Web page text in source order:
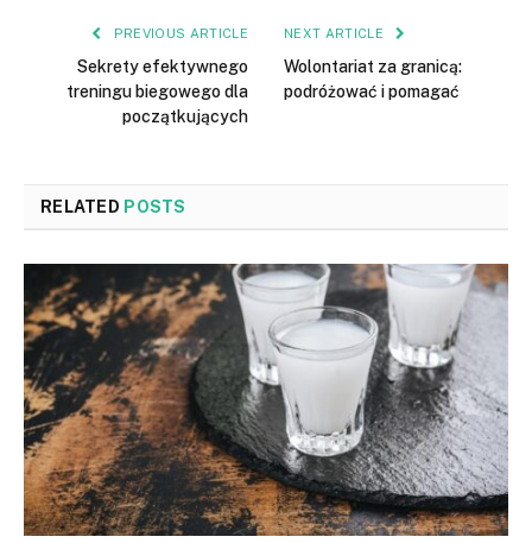
PREVIOUS ARTICLE
Sekrety efektywnego
treningu biegowego dla
początkujących
NEXT ARTICLE
Wolontariat za granicą:
podróżować i pomagać
RELATED POSTS